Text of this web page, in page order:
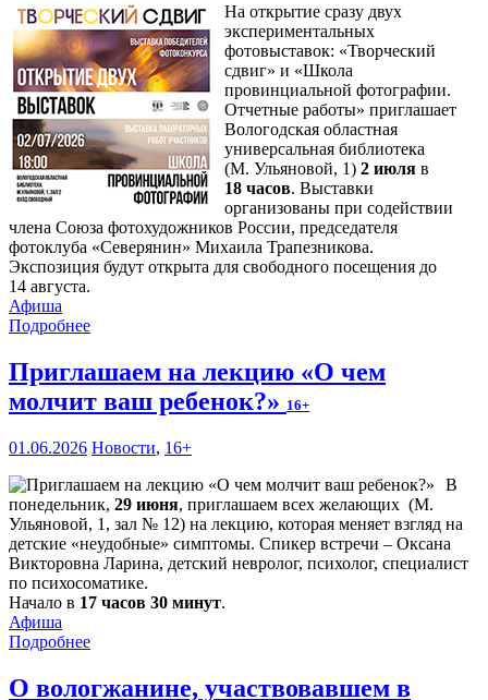
На открытие сразу двух
экспериментальных
фотовыставок: «Творческий
сдвиг» и «Школа
провинциальной фотографии.
Отчетные работы» приглашает
Вологодская областная
универсальная библиотека
(М. Ульяновой, 1) 2 июля в
18 часов. Выставки
организованы при содействии
члена Союза фотохудожников России, председателя
фотоклуба «Северянин» Михаила Трапезникова.
Экспозиция будут открыта для свободного посещения до
14 августа.
Афиша
Подробнее
Приглашаем на лекцию «О чем
молчит ваш ребенок?» 16+
01.06.2026 Новости, 16+
В
понедельник, 29 июня, приглашаем всех желающих (М.
Ульяновой, 1, зал № 12) на лекцию, которая меняет взгляд на
детские «неудобные» симптомы. Спикер встречи – Оксана
Викторовна Ларина, детский невролог, психолог, специалист
по психосоматике.
Начало в 17 часов 30 минут.
Афиша
Подробнее
О вологжанине, участвовавшем в